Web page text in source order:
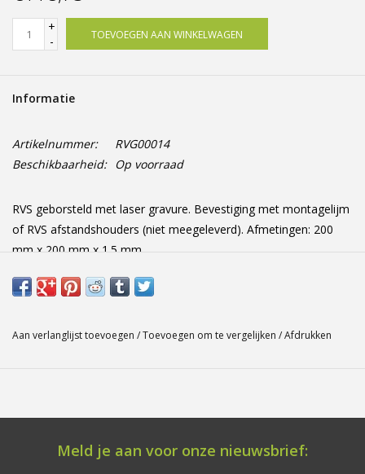
+
-
TOEVOEGEN AAN WINKELWAGEN
Informatie
Artikelnummer:
RVG00014
Beschikbaarheid: Op voorraad
RVS geborsteld met laser gravure. Bevestiging met montagelijm
of RVS afstandshouders (niet meegeleverd). Afmetingen: 200
mm x 200 mm x 1.5 mm
Aan verlanglijst toevoegen /Toevoegen om te vergelijken /Afdrukken
Meld je aan voor onze nieuwsbrief: